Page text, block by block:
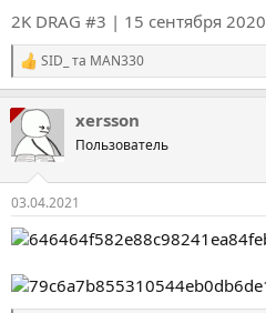
2K DRAG #3 | 15 сентября 2020
Р
е
а
к
ц
і
SID_ та MAN330
xersson
Пользователь
03.04.2021